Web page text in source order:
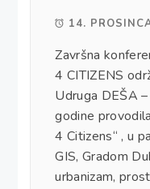
14.
Završna
4 CITIZENS
Udruga DEŠA
godine
4 Citizens“ , u
GIS, Gradom
urbanizam,